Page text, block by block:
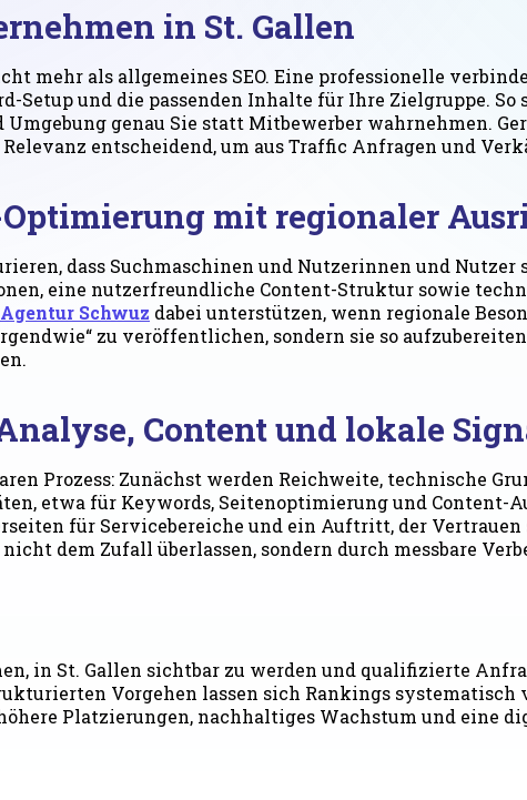
in St. Gallen
mehr als allgemeines SEO. Eine professionelle
Setup und die passenden Inhalte für Ihre Zielgruppe. So
genau Sie statt Mitbewerber wahrnehmen.
entscheidend, um aus Traffic Anfragen und
mit regionaler
dass Suchmaschinen und Nutzerinnen und Nutzer
eine nutzerfreundliche Content-Struktur sowie
Agentur Schwuz dabei unterstützen, wenn regionale
zu veröffentlichen, sondern sie so
Content und lokale
Prozess: Zunächst werden Reichweite, technische
etwa für Keywords, Seitenoptimierung und Content-
für Servicebereiche und ein Auftritt, der
dem Zufall überlassen, sondern durch messbare
in St. Gallen sichtbar zu werden und qualifizierte
Vorgehen lassen sich Rankings systematisch
höhere Platzierungen, nachhaltiges Wachstum und eine